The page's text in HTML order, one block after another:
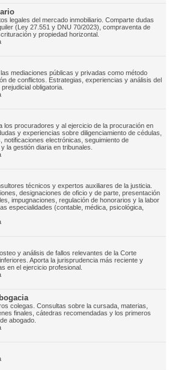
legales del mercado inmobiliario. Comparte dudas
(Ley 27.551 y DNU 70/2023), compraventa de
y propiedad horizontal.
mediaciones públicas y privadas como método
de conflictos. Estrategias, experiencias y análisis del
obligatoria.
los procuradores y al ejercicio de la procuración en
y experiencias sobre diligenciamiento de cédulas,
notificaciones electrónicas, seguimiento de
la gestión diaria en tribunales.
técnicos y expertos auxiliares de la justicia.
designaciones de oficio y de parte, presentación
impugnaciones, regulación de honorarios y la labor
especialidades (contable, médica, psicológica,
y análisis de fallos relevantes de la Corte
Aporta la jurisprudencia más reciente y
en el ejercicio profesional.
colegas. Consultas sobre la cursada, materias,
finales, cátedras recomendadas y los primeros
abogado.